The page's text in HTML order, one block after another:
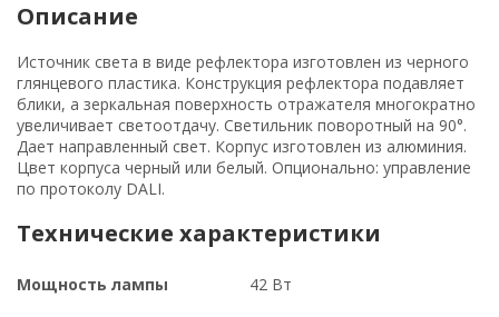
Описание
Источник света в виде рефлектора изготовлен из черного
глянцевого пластика. Конструкция рефлектора подавляет
блики, а зеркальная поверхность отражателя многократно
увеличивает светоотдачу. Светильник поворотный на 90°.
Дает направленный свет. Корпус изготовлен из алюминия.
Цвет корпуса черный или белый. Опционально: управление
по протоколу DALI.
Технические характеристики
Мощность лампы 42 Вт